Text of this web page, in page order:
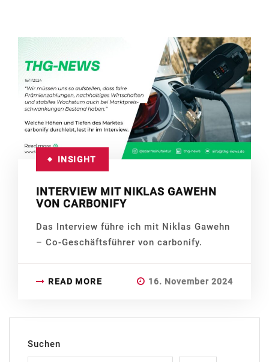
INSIGHT
INTERVIEW MIT NIKLAS GAWEHN
VON CARBONIFY
Das Interview führe ich mit Niklas Gawehn
– Co-Geschäftsführer von carbonify.
READ MORE 16. November 2024
Suchen